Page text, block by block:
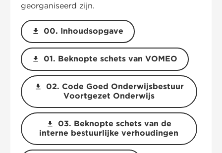
georganiseerd zijn.
download 00. Inhoudsopgave
download 01. Beknopte schets van VOMEO
download
02. Code Goed Onderwijsbestuur
Voortgezet Onderwijs
download
03. Beknopte schets van de
interne bestuurlijke verhoudingen